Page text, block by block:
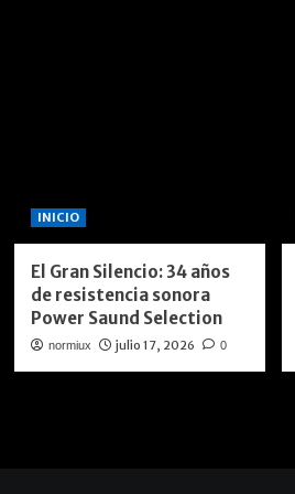
INICIO
El Gran Silencio: 34 años
de resistencia sonora
Power Saund Selection
normiux julio 17, 2026 0